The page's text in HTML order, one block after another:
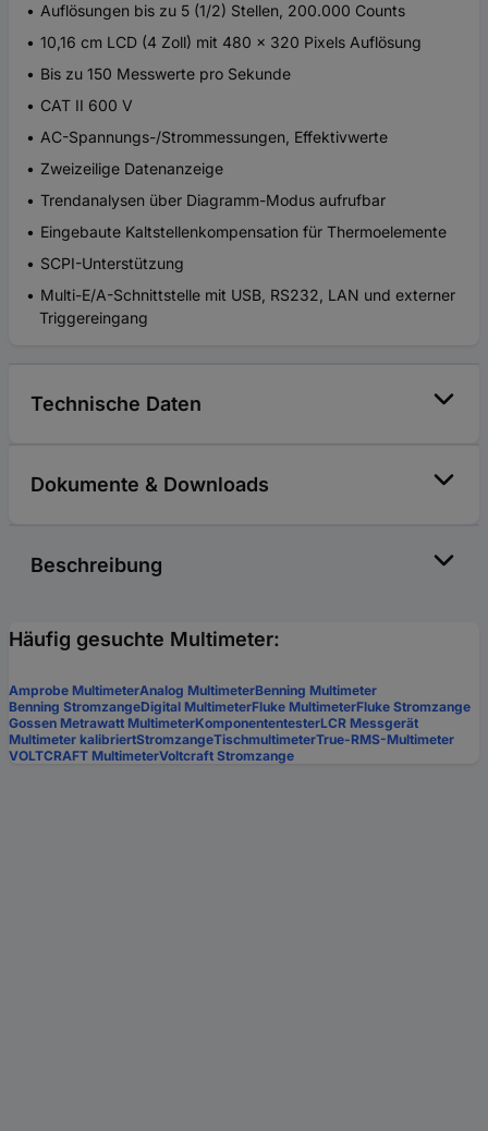
Auflösungen bis zu 5 (1/2) Stellen, 200.000 Counts
10,16 cm LCD (4 Zoll) mit 480 x 320 Pixels Auflösung
Bis zu 150 Messwerte pro Sekunde
CAT II 600 V
AC-Spannungs-/Strommessungen, Effektivwerte
Zweizeilige Datenanzeige
Trendanalysen über Diagramm-Modus aufrufbar
Eingebaute Kaltstellenkompensation für Thermoelemente
SCPI-Unterstützung
Multi-E/A-Schnittstelle mit USB, RS232, LAN und externer
Triggereingang
Technische Daten
Dokumente & Downloads
Beschreibung
Häufig gesuchte Multimeter:
Amprobe MultimeterAnalog MultimeterBenning Multimeter
Benning StromzangeDigital MultimeterFluke MultimeterFluke Stromzange
Gossen Metrawatt MultimeterKomponententesterLCR Messgerät
Multimeter kalibriertStromzangeTischmultimeterTrue-RMS-Multimeter
VOLTCRAFT MultimeterVoltcraft Stromzange